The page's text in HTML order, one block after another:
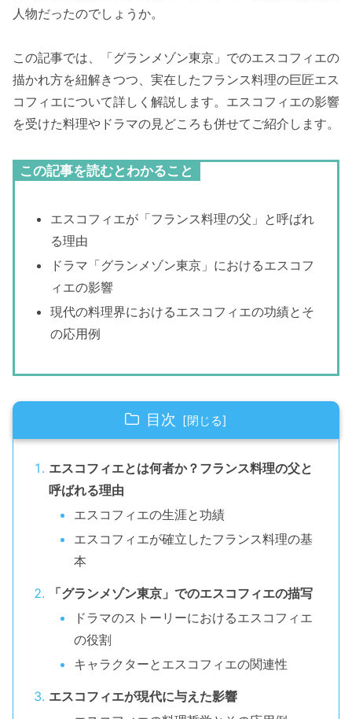
人物だったのでしょうか。
この記事では、「グランメゾン東京」でのエスコフィエの
描かれ方を紐解きつつ、実在したフランス料理の巨匠エス
コフィエについて詳しく解説します。エスコフィエの影響
を受けた料理やドラマの見どころも併せてご紹介します。
この記事を読むとわかること
エスコフィエが「フランス料理の父」と呼ばれ
る理由
ドラマ「グランメゾン東京」におけるエスコフ
ィエの影響
現代の料理界におけるエスコフィエの功績とそ
の応用例
目次
エスコフィエとは何者か？フランス料理の父と
呼ばれる理由
エスコフィエの生涯と功績
エスコフィエが確立したフランス料理の基
本
「グランメゾン東京」でのエスコフィエの描写
ドラマのストーリーにおけるエスコフィエ
の役割
キャラクターとエスコフィエの関連性
エスコフィエが現代に与えた影響